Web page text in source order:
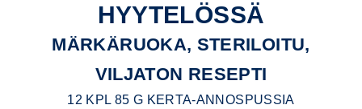
HYYTELÖSSÄ
MÄRKÄRUOKA, STERILOITU,
VILJATON RESEPTI
12 KPL 85 G KERTA-ANNOSPUSSIA